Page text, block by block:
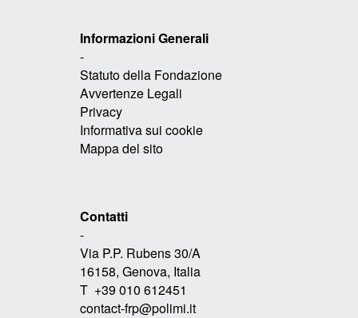
Informazioni Generali
-
Statuto della Fondazione
Avvertenze Legali
Privacy
Informativa sui cookie
Mappa del sito
Contatti
-
Via P.P. Rubens 30/A
16158, Genova, Italia
T +39 010 612451
contact-frp@polimi.it